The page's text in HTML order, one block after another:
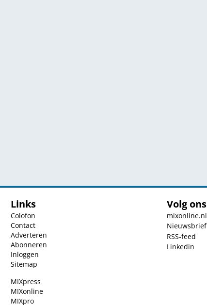
Links
Colofon
Contact
Adverteren
Abonneren
Inloggen
Sitemap
MIXpress
MIXonline
MIXpro
Volg ons
mixonline.nl
Nieuwsbrief
RSS-feed
Linkedin